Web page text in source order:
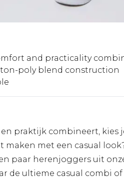
and practicality
poly blend construction
praktijk combineert, kies
met een casual
paar herenjoggers uit
de ultieme casual combi